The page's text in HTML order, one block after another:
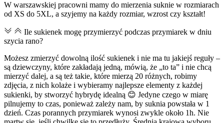
W warszawskiej pracowni mamy do mierzenia suknie w rozmiarach
od XS do 5XL, a szyjemy na każdy rozmiar, wzrost czy kształt!
Ile sukienek mogę przymierzyć podczas przymiarek w dniu
szycia rano?
Możesz zmierzyć dowolną ilość sukienek i nie ma tu jakiejś reguły –
są dziewczyny, które zakładają jedną, mówią, że „to ta” i nie chcą
mierzyć dalej, a są też takie, które mierzą 20 różnych, robimy
zdjęcia, z nich kolaże i wybieramy najlepsze elementy z każdej
sukienki, by stworzyć hybrydę idealną 😊 Jedyne czego w miarę
pilnujemy to czas, ponieważ zależy nam, by suknia powstała w 1
dzień. Czas porannych przymiarek wynosi zwykle około 1h. Nie